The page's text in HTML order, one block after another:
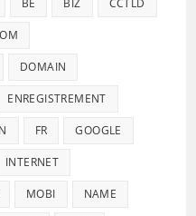
DOMAIN
ENREGISTREMENT
FR GOOGLE
INTERNET
MOBI NAME